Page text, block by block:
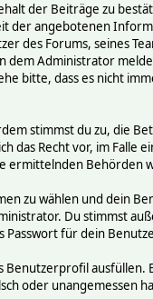
der Beiträge zu
der angebotenen
des Forums, seines
Administrator
bitte, dass es nicht
stimmst du zu, die
das Recht vor, im
ermittelnden Behörden
zu wählen und dein
Du stimmst
für dein
oder